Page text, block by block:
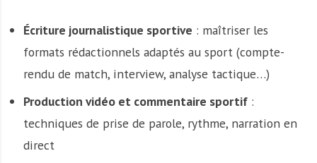
Écriture journalistique sportive : maîtriser les
formats rédactionnels adaptés au sport (compte-
rendu de match, interview, analyse tactique…)
Production vidéo et commentaire sportif:
techniques de prise de parole, rythme, narration en
direct